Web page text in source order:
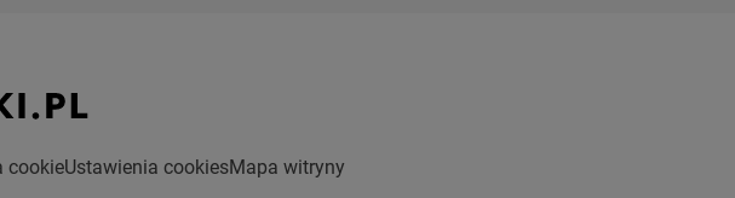
cookieUstawienia cookiesMapa witryny